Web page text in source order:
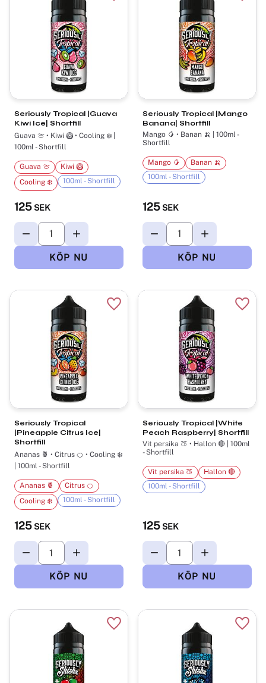
Seriously Tropical |Guava
Kiwi Ice| Shortfill
Guava 🍈 • Kiwi 🥝 • Cooling ❄️ |
100ml - Shortfill
125 SEK
Guava 🍈
Kiwi 🥝
Cooling ❄️
100ml - Shortfill
Seriously Tropical |Mango
Banana| Shortfill
Mango 🥭 • Banan 🍌 | 100ml -
Shortfill
125 SEK
Mango 🥭
Banan 🍌
100ml - Shortfill
Seriously Tropical
|Pineapple Citrus Ice|
Shortfill
Ananas 🍍 • Citrus 🍊 • Cooling ❄️
| 100ml - Shortfill
125 SEK
Ananas 🍍
Citrus 🍊
Cooling ❄️
100ml - Shortfill
Lägg till i favoriter
Seriously Tropical |White
Peach Raspberry| Shortfill
Vit persika 🍑 • Hallon 🔴 | 100ml
- Shortfill
125 SEK
Vit persika 🍑
Hallon 🔴
100ml - Shortfill
Lägg till i favoriter